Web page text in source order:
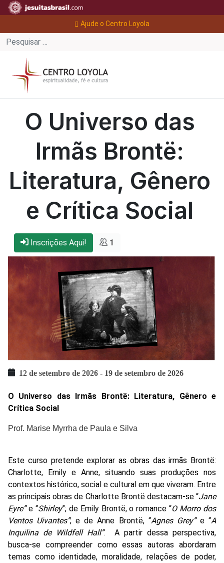
Ajude o Centro Loyola
O Universo das
Irmãs Brontë:
Literatura, Gênero
e Crítica Social
Inscrições Aqui! 1
12 de setembro de 2026 - 19 de setembro de 2026
O Universo das Irmãs Brontë: Literatura, Gênero e
Crítica Social
Prof. Marise Myrrha de Paula e Silva
Este curso pretende explorar as obras das irmãs Brontë:
Charlotte, Emily e Anne, situando suas produções nos
contextos histórico, social e cultural em que viveram. Entre
as principais obras de Charlotte Brontë destacam-se “Jane
Eyre”e “Shirley”; de Emily Brontë, o romance “O Morro dos
Ventos Uivantes”; e de Anne Brontë, “Agnes Grey”e “A
Inquilina de Wildfell Hall”.
A partir dessa perspectiva,
busca-se compreender como essas autoras abordaram
temas como identidade, moralidade, relações de poder,